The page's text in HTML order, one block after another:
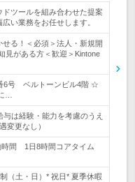
ツールを組み合わせた提案
い業務をお任せします。
る！＜必須＞法人・新規開
見がある方＜歓迎＞Kintone
6号 ベルトーンビル4階 ☆
…
は経験・能力を考慮のうえ
変更なし）
時間 1日8時間コアタイム
（土・日）* 祝日* 夏季休暇